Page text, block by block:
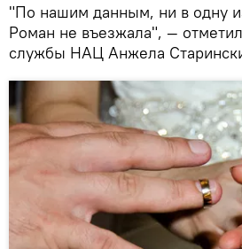
"По нашим данным, ни в одну
Роман не въезжала", —
службы НАЦ Анжела